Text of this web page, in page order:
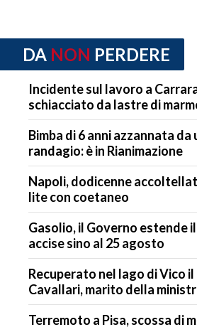
DA NON PERDERE
Incidente sul lavoro a
schiacciato da lastre di
Bimba di 6 anni azzannata da
randagio: è in Rianimazione
Napoli, dodicenne
lite con coetaneo
Gasolio, il Governo estende
accise sino al 25 agosto
Recuperato nel lago di Vico
Cavallari, marito della
Terremoto a Pisa, scossa di